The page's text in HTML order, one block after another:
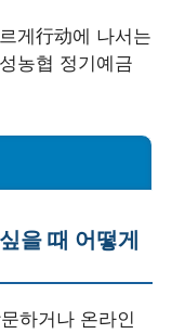
게行动에 나서는
농협 정기예금
을 때 어떻게
하거나 온라인